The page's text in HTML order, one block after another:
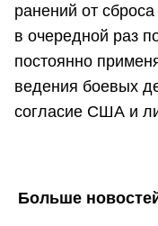
ранений от
в очередной раз
постоянно
ведения боевых
согласие США и
Больше